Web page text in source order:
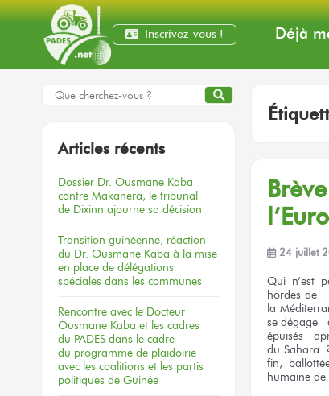
Inscrivez-vous ! Déjà
24 juillet
Qui n’est
hordes de
la
se dégage
épuisés
du Sahara
fin,
humaine
Articles récents
Dossier Dr. Ousmane Kaba
contre Makanera, le tribunal
de Dixinn ajourne sa décision
Transition guinéenne, réaction
du Dr. Ousmane Kaba à la mise
en place de délégations
spéciales dans les communes
Rencontre avec le Docteur
Ousmane Kaba et les cadres
du PADES dans le cadre
du programme de plaidoirie
avec les coalitions et les partis
politiques de Guinée